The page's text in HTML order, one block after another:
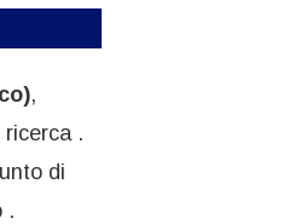
,
.
di
.